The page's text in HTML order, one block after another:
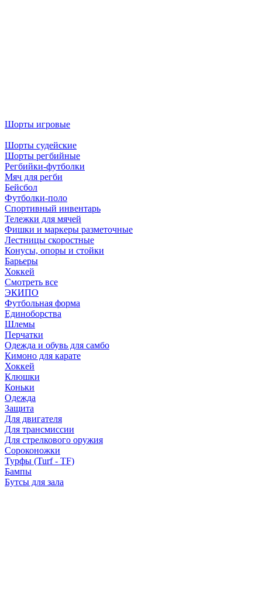
Шорты игровые
Шорты судейские
Шорты регбийные
Регбийки-футболки
Мяч для регби
Бейсбол
Футболки-поло
Спортивный инвентарь
Тележки для мячей
Фишки и маркеры разметочные
Лестницы скоростные
Конусы, опоры и стойки
Барьеры
Хоккей
Смотреть все
ЭКИПО
Футбольная форма
Единоборства
Шлемы
Перчатки
Одежда и обувь для самбо
Кимоно для карате
Хоккей
Клюшки
Коньки
Одежда
Защита
Для двигателя
Для трансмиссии
Для стрелкового оружия
Сороконожки
Турфы (Turf - TF)
Бампы
Бутсы для зала